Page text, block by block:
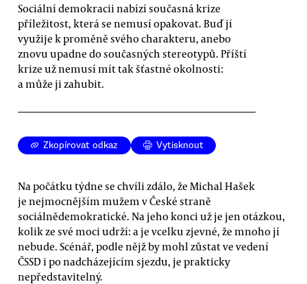
Sociální demokracii nabízí současná krize
příležitost, která se nemusí opakovat. Buď jí
využije k proměně svého charakteru, anebo
znovu upadne do současných stereotypů. Příští
krize už nemusí mít tak šťastné okolnosti:
a může ji zahubit.
Zkopírovat odkaz Vytisknout
Na počátku týdne se chvíli zdálo, že Michal Hašek
je nejmocnějším mužem v České straně
sociálnědemokratické. Na jeho konci už je jen otázkou,
kolik ze své moci udrží: a je vcelku zjevné, že mnoho jí
nebude. Scénář, podle nějž by mohl zůstat ve vedení
ČSSD i po nadcházejícím sjezdu, je prakticky
nepředstavitelný.